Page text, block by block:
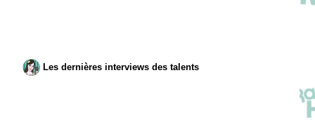
Les dernières interviews des talents